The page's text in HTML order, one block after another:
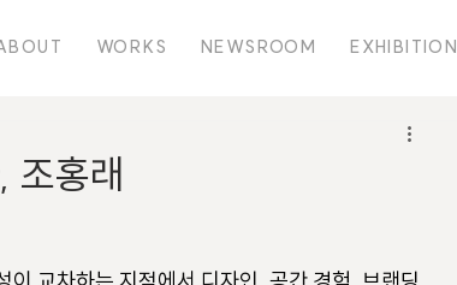
WORKS NEWSROOM EXHIBITION
조홍래